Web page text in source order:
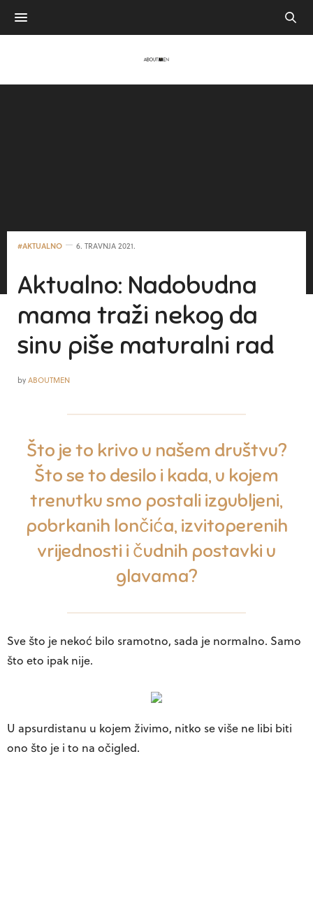
#AKTUALNO 6. TRAVNJA 2021.
Aktualno: Nadobudna
mama traži nekog da
sinu piše maturalni rad
byABOUTMEN
Što je to krivo u našem društvu?
Što se to desilo i kada, u kojem
trenutku smo postali izgubljeni,
pobrkanih lončića, izvitoperenih
vrijednosti i čudnih postavki u
glavama?
Sve što je nekoć bilo sramotno, sada je normalno. Samo
što eto ipak nije.
U apsurdistanu u kojem živimo, nitko se više ne libi biti
ono što je i to na očigled.